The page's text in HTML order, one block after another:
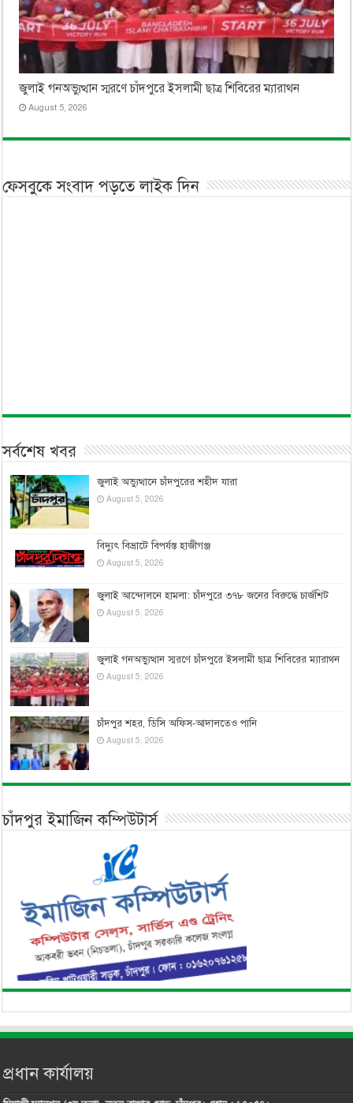
জুলাই গনঅভ্যুত্থান স্মরণে চাঁদপুরে ইসলামী ছাত্র শিবিরের ম্যারাথন
August 5, 2026
ফেসবুকে সংবাদ পড়তে লাইক দিন
সর্বশেষ খবর
জুলাই অভ্যুত্থানে চাঁদপুরের শহীদ যারা
August 5, 2026
বিদ্যুৎ বিভ্রাটে বিপর্যস্ত হাজীগঞ্জ
August 5, 2026
জুলাই আন্দোলনে হামলা: চাঁদপুরে ৩৭৮ জনের বিরুদ্ধে চার্জশিট
August 5, 2026
জুলাই গনঅভ্যুত্থান স্মরণে চাঁদপুরে ইসলামী ছাত্র শিবিরের ম্যারাথন
August 5, 2026
চাঁদপুর শহর, ডিসি অফিস-আদালতেও পানি
August 5, 2026
চাঁদপুর ইমাজিন কম্পিউটার্স
প্রধান কার্যালয়